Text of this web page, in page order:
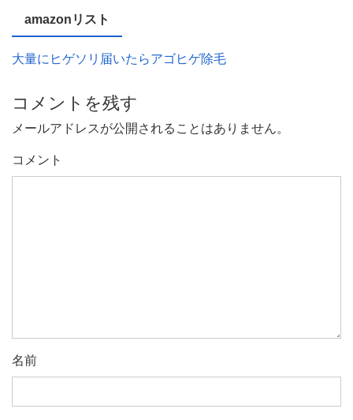
amazonリスト
大量にヒゲソリ届いたらアゴヒゲ除毛
コメントを残す
メールアドレスが公開されることはありません。
コメント
名前